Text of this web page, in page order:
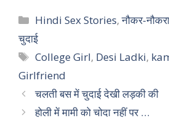
Categories
Hindi Sex Stories,नौकर-
चुदाई
Tags
College Girl, Desi Ladki,
Girlfriend
चलती बस में चुदाई देखी लड़की की
होली में मामी को चोदा नहीं पर …